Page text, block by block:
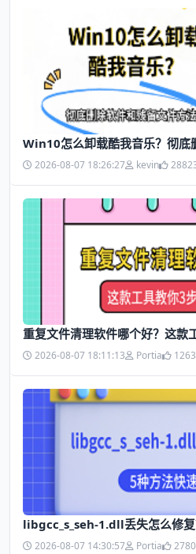
Win10怎么卸载酷我音乐？彻底
2026-08-07 18:26:27 kevin
重复文件清理软件哪个好？这款
2026-08-07 18:11:13 Portia
libgcc_s_seh-1.dll丢失怎么修
2026-08-07 14:30:57 Portia